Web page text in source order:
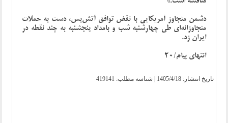
دشمن متجاوز آمریکایی با نقض توافق آتش‌بس، دست به حملات
متجاوزانه‌ای طی چهارشنبه شب و بامداد پنجشنبه به چند نقطه در
ایران زد.
انتهای پیام/20
تاریخ انتشار: 1405/4/18 | شناسه مطلب: 419141